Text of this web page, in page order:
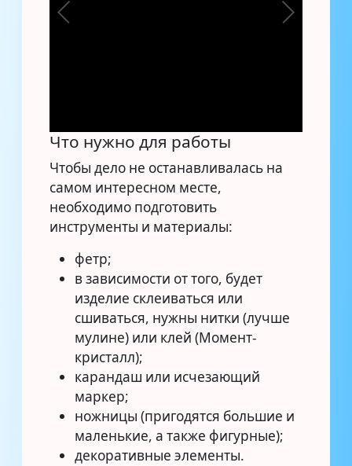
Что нужно для работы
Чтобы дело не останавливалась на
самом интересном месте,
необходимо подготовить
инструменты и материалы:
фетр;
в зависимости от того, будет
изделие склеиваться или
сшиваться, нужны нитки (лучше
мулине) или клей (Момент-
кристалл);
карандаш или исчезающий
маркер;
ножницы (пригодятся большие и
маленькие, а также фигурные);
декоративные элементы.